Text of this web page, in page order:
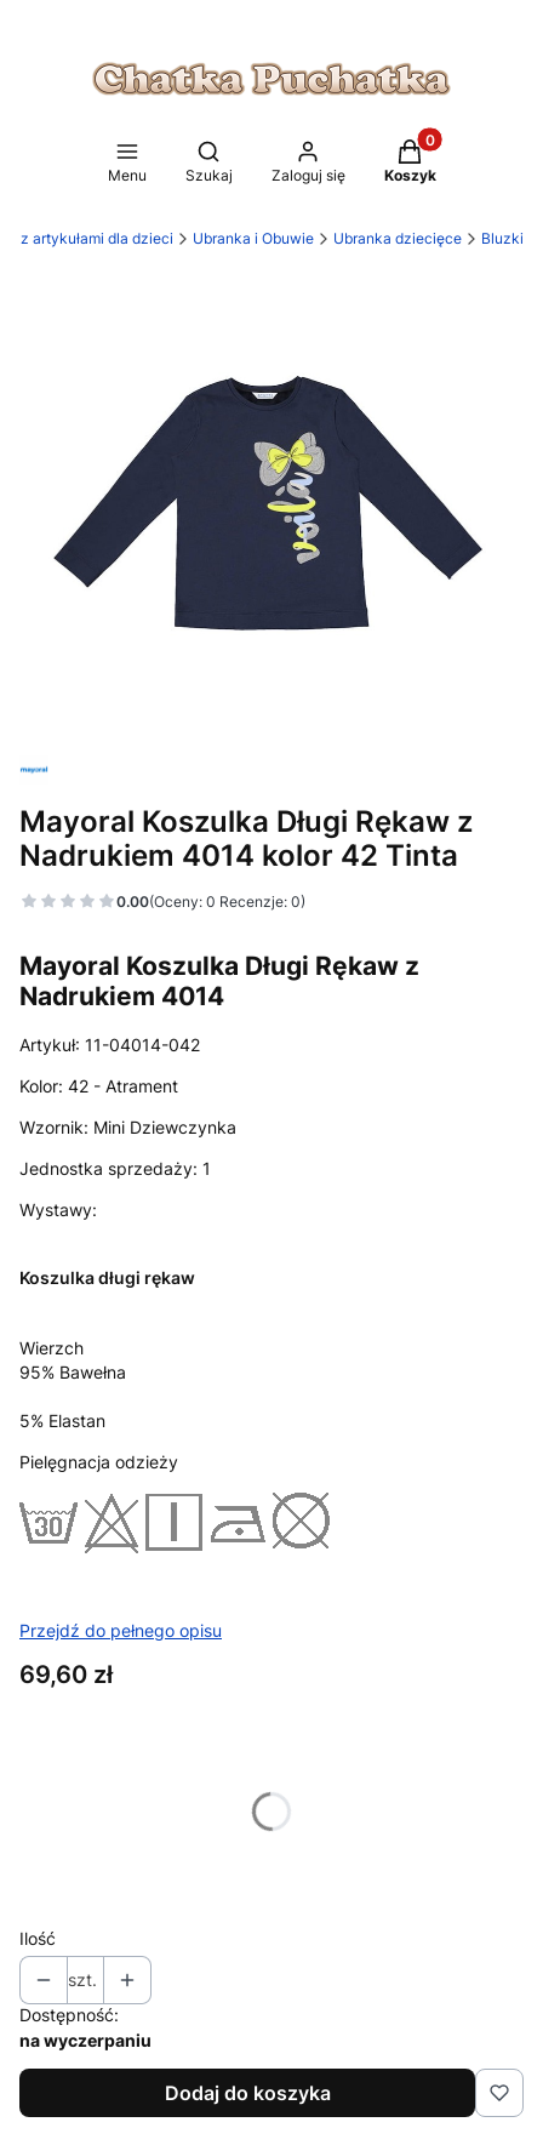
Menu
Otwórz wyszukiwarkę
Szukaj Zaloguj się
Produkty w
Koszyk
z artykułami dla dzieci Ubranka i Obuwie Ubranka dziecięce Bluzki
Mayoral Koszulka Długi Rękaw z
Nadrukiem 4014 kolor 42 Tinta
0.00(Oceny: 0 Recenzje: 0)
Mayoral Koszulka Długi Rękaw z
Nadrukiem 4014
Artykuł: 11-04014-042
Kolor: 42 - Atrament
Wzornik: Mini Dziewczynka
Jednostka sprzedaży: 1
Wystawy:
Koszulka długi rękaw
Wierzch
95% Bawełna
5% Elastan
Pielęgnacja odzieży
Przejdź do pełnego opisu
Cena
69,60 zł
Ilość
szt.
Dostępność:
na wyczerpaniu
Dodaj do koszyka